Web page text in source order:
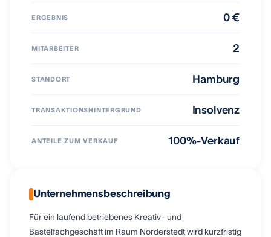
ERGEBNIS 0 €
MITARBEITER 2
STANDORT Hamburg
TRANSAKTIONSHINTERGRUND Insolvenz
ANTEILE ZUM VERKAUF 100%-Verkauf
Unternehmensbeschreibung
Für ein laufend betriebenes Kreativ- und
Bastelfachgeschäft im Raum Norderstedt wird kurzfristig